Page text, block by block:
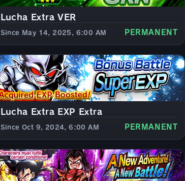
Lucha Extra VER
Since May 14, 2025, 6:00 AM PERMANENT
Lucha Extra EXP Extra
Since Oct 9, 2024, 6:00 AM PERMANENT